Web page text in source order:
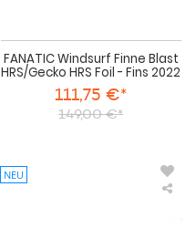
FANATIC Windsurf Finne Blast
HRS/Gecko HRS Foil - Fins 2022
111,75 €*
149,00 €*
NEU